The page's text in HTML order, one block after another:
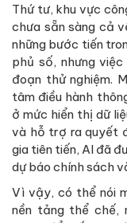
Thứ tư, khu vực
chưa sẵn sàng cả
những bước tiến
phủ số, nhưng
đoạn thử nghiệm.
tâm điều hành
ở mức hiển thị dữ
và hỗ trợ ra quyết
gia tiên tiến, AI đã
dự báo chính sách
Vì vậy, có thể nói
nền tảng thể chế,